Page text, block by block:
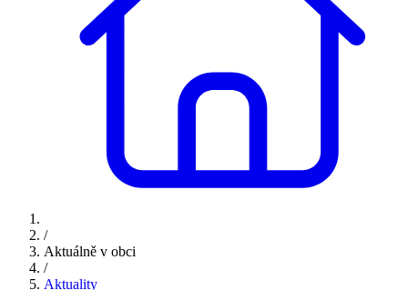
/
Aktuálně v obci
/
Aktuality